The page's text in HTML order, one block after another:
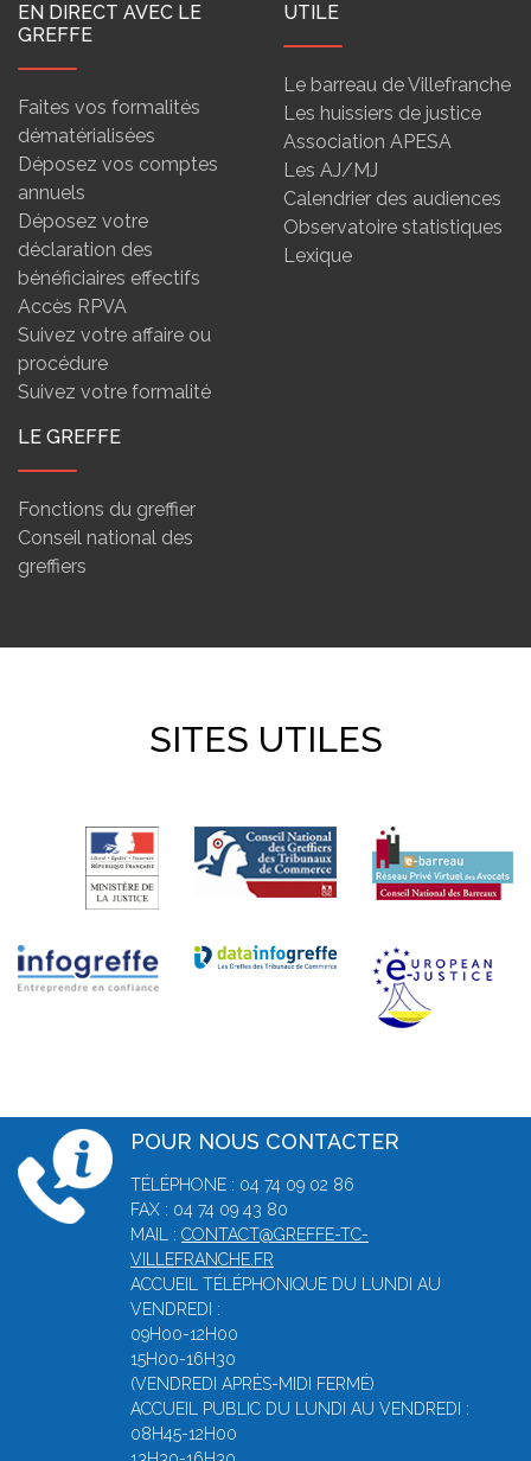
EN DIRECT AVEC LE
GREFFE
Faites vos formalités
dématérialisées
Déposez vos comptes
annuels
Déposez votre
déclaration des
bénéficiaires effectifs
Accès RPVA
Suivez votre affaire ou
procédure
Suivez votre formalité
UTILE
Le barreau de Villefranche
Les huissiers de justice
Association APESA
Les AJ/MJ
Calendrier des audiences
Observatoire statistiques
Lexique
LE GREFFE
Fonctions du greffier
Conseil national des
greffiers
SITES UTILES
POUR NOUS CONTACTER
TÉLÉPHONE : 04 74 09 02 86
FAX : 04 74 09 43 80
MAIL : CONTACT@GREFFE-TC-
VILLEFRANCHE.FR
ACCUEIL TÉLÉPHONIQUE DU LUNDI AU
VENDREDI :
09H00-12H00
15H00-16H30
(VENDREDI APRÈS-MIDI FERMÉ)
ACCUEIL PUBLIC DU LUNDI AU VENDREDI :
08H45-12H00